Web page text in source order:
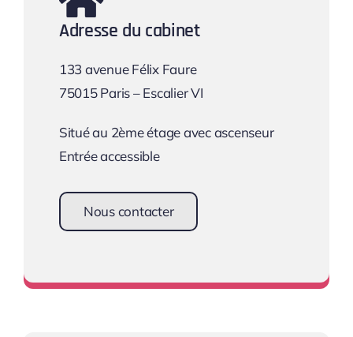
Adresse du cabinet
133 avenue Félix Faure
75015 Paris – Escalier VI
Situé au 2ème étage avec ascenseur
Entrée accessible
Nous contacter